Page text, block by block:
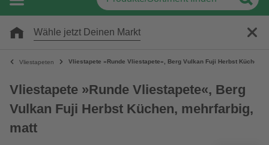
Wähle jetzt Deinen Markt
Vliestapeten Vliestapete »Runde Vliestapete«, Berg Vulkan Fuji Herbst Küchen,
Vliestapete »Runde Vliestapete«, Berg
Vulkan Fuji Herbst Küchen, mehrfarbig,
matt